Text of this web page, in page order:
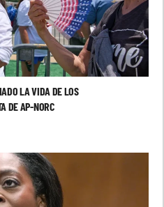
LA VIDA DE LOS
DE AP-NORC